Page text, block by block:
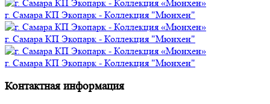
г. Самара КП Экопарк - Коллекция "Мюнхен"
г. Самара КП Экопарк - Коллекция "Мюнхен"
г. Самара КП Экопарк - Коллекция "Мюнхен"
Контактная информация